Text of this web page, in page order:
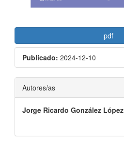
pdf
Publicado: 2024-12-10
Contenido
principal
del
artículo
Autores/as
Jorge Ricardo González López